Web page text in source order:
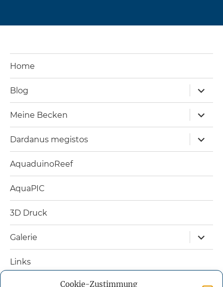
Cookie-Zustimmung
Home
Blog
öffnen
Meine Becken
öffnen
Dardanus megistos
öffnen
AquaduinoReef
AquaPIC
3D Druck
Galerie
öffnen
Links